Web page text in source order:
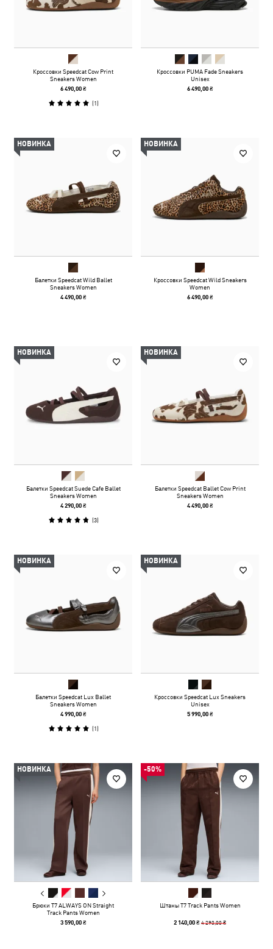
Кроссовки Speedcat Cow Print
Sneakers Women
6 490,00 ₴
(1)
Кроссовки PUMA Fade Sneakers
Unisex
6 490,00 ₴
НОВИНКА
Балетки Speedcat Wild Ballet
Sneakers Women
4 490,00 ₴
НОВИНКА
Кроссовки Speedcat Wild Sneakers
Women
6 490,00 ₴
НОВИНКА
Балетки Speedcat Suede Cafe Ballet
Sneakers Women
4 290,00 ₴
(3)
НОВИНКА
Балетки Speedcat Ballet Cow Print
Sneakers Women
4 490,00 ₴
НОВИНКА
Балетки Speedcat Lux Ballet
Sneakers Women
4 990,00 ₴
(1)
НОВИНКА
Кроссовки Speedcat Lux Sneakers
Unisex
5 990,00 ₴
НОВИНКА
Брюки T7 ALWAYS ON Straight
Track Pants Women
3 590,00 ₴
-50%
Штаны T7 Track Pants Women
2 140,00 ₴4 290,00 ₴